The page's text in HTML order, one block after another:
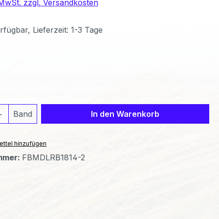
zzgl. Versandkosten
Lieferzeit: 1-3 Tage
Anzahl: Gib den gewünschten Wert
Band In den Warenkorb
hinzufügen
FBMDLRB1814-2